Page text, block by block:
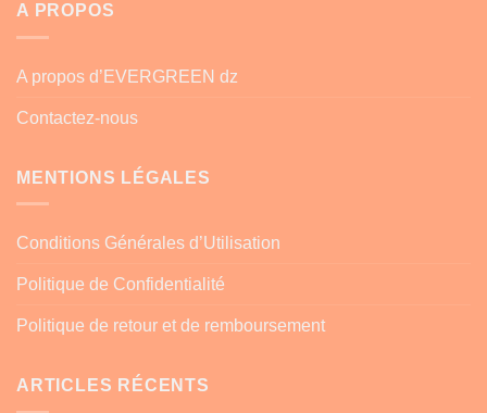
A PROPOS
A propos d’EVERGREEN dz
Contactez-nous
MENTIONS LÉGALES
Conditions Générales d’Utilisation
Politique de Confidentialité
Politique de retour et de remboursement
ARTICLES RÉCENTS